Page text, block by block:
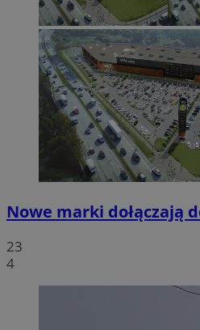
Nowe marki dołączają
23
4